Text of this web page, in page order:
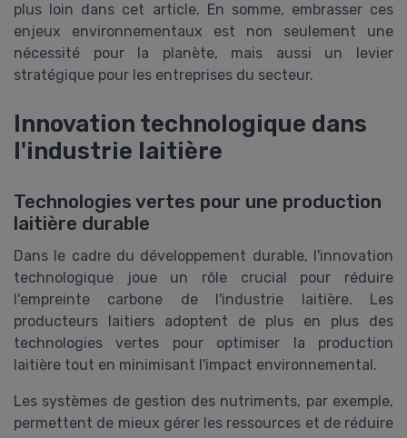
plus loin dans cet article. En somme, embrasser ces
enjeux environnementaux est non seulement une
nécessité pour la planète, mais aussi un levier
stratégique pour les entreprises du secteur.
Innovation technologique dans
l'industrie laitière
Technologies vertes pour une production
laitière durable
Dans le cadre du développement durable, l'innovation
technologique joue un rôle crucial pour réduire
l'empreinte carbone de l'industrie laitière. Les
producteurs laitiers adoptent de plus en plus des
technologies vertes pour optimiser la production
laitière tout en minimisant l'impact environnemental.
Les systèmes de gestion des nutriments, par exemple,
permettent de mieux gérer les ressources et de réduire